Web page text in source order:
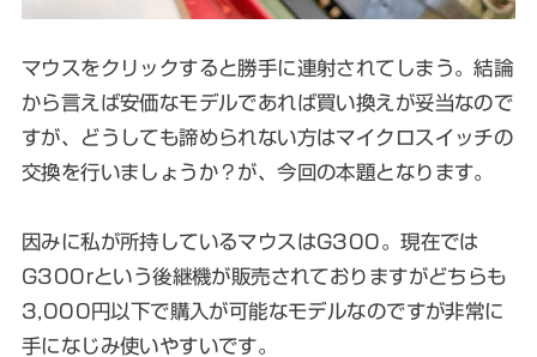
マウスをクリックすると勝手に連射されてしまう。結論
から言えば安価なモデルであれば買い換えが妥当なので
すが、どうしても諦められない方はマイクロスイッチの
交換を行いましょうか？が、今回の本題となります。
因みに私が所持しているマウスはG300。現在では
G300rという後継機が販売されておりますがどちらも
3,000円以下で購入が可能なモデルなのですが非常に
手になじみ使いやすいです。